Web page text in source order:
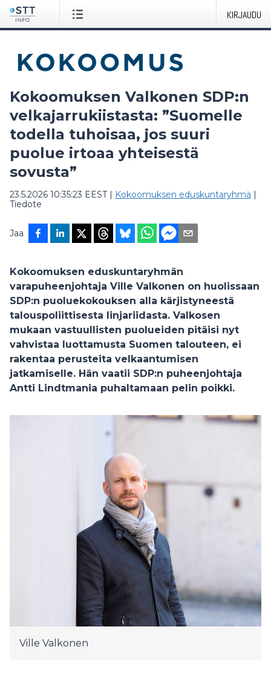
KIRJAUDU
Kokoomuksen Valkonen SDP:n
velkajarrukiistasta: ”Suomelle
todella tuhoisaa, jos suuri
puolue irtoaa yhteisestä
sovusta”
23.5.2026 10:35:23 EEST| Kokoomuksen eduskuntaryhmä |
Tiedote
Jaa
Kokoomuksen eduskuntaryhmän
varapuheenjohtaja Ville Valkonen on huolissaan
SDP:n puoluekokouksen alla kärjistyneestä
talouspoliittisesta linjariidasta. Valkosen
mukaan vastuullisten puolueiden pitäisi nyt
vahvistaa luottamusta Suomen talouteen, ei
rakentaa perusteita velkaantumisen
jatkamiselle. Hän vaatii SDP:n puheenjohtaja
Antti Lindtmania puhaltamaan pelin poikki.
Ville Valkonen